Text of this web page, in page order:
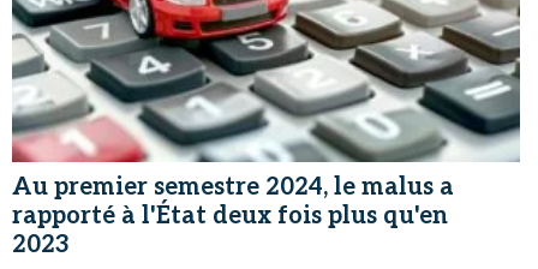
Au premier semestre 2024, le malus a
rapporté à l'État deux fois plus qu'en
2023